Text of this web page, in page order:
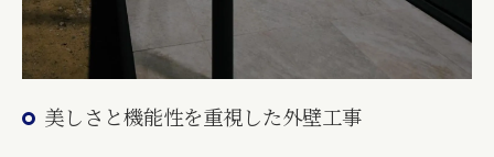
美しさと機能性を重視した外壁工事